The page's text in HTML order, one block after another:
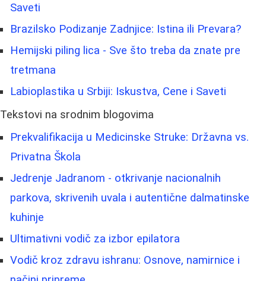
Saveti
Brazilsko Podizanje Zadnjice: Istina ili Prevara?
Hemijski piling lica - Sve što treba da znate pre
tretmana
Labioplastika u Srbiji: Iskustva, Cene i Saveti
Tekstovi na srodnim blogovima
Prekvalifikacija u Medicinske Struke: Državna vs.
Privatna Škola
Jedrenje Jadranom - otkrivanje nacionalnih
parkova, skrivenih uvala i autentične dalmatinske
kuhinje
Ultimativni vodič za izbor epilatora
Vodič kroz zdravu ishranu: Osnove, namirnice i